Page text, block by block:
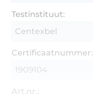
Testinstituut:
Centexbel
Certificaatnummer:
1909104
Art.nr.: